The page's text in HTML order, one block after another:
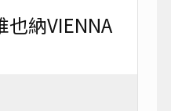
納VIENNA